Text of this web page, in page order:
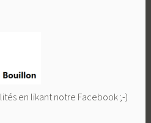
en likant notre Facebook ;-)